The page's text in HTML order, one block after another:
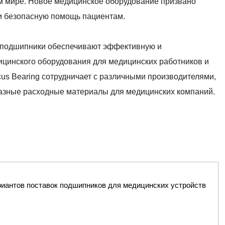
безопасную помощь пациентам.
обеспечивают эффективную и
оборудования для медицинских работников и
Bearing сотрудничает с различными производителями,
расходные материалы для медицинских компаний.
поставок подшипников для медицинских устройств
поставляет медицинским компаниям различные